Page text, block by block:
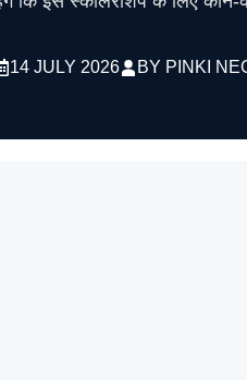
14 JULY 2026 BY PINKI